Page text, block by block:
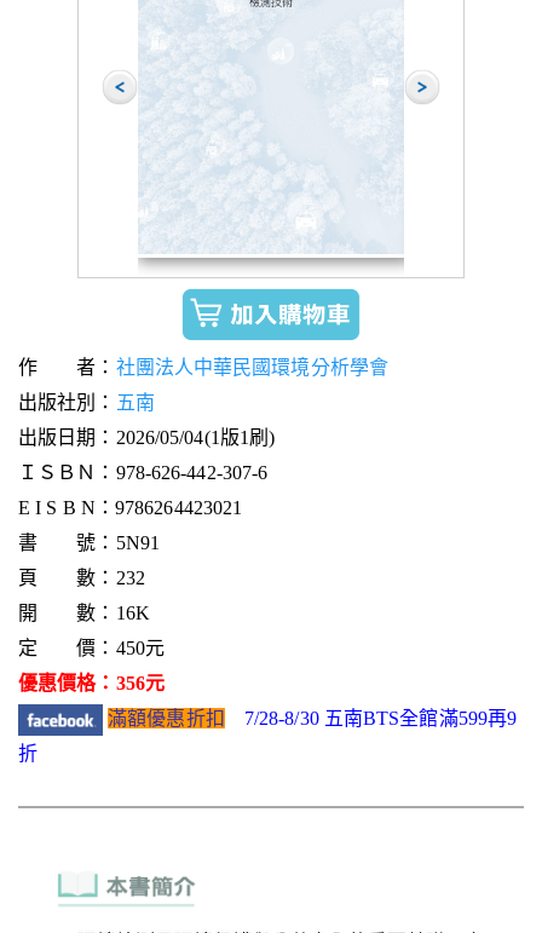
作 者： 社團法人中華民國環境分析學會
出版社別： 五南
出版日期：2026/05/04(1版1刷)
ＩＳＢＮ：978-626-442-307-6
E I S B N：9786264423021
書 號：5N91
頁 數：232
開 數：16K
定 價：450元
優惠價格：356元
滿額優惠折扣
7/28-8/30 五南BTS全館滿599再9
折